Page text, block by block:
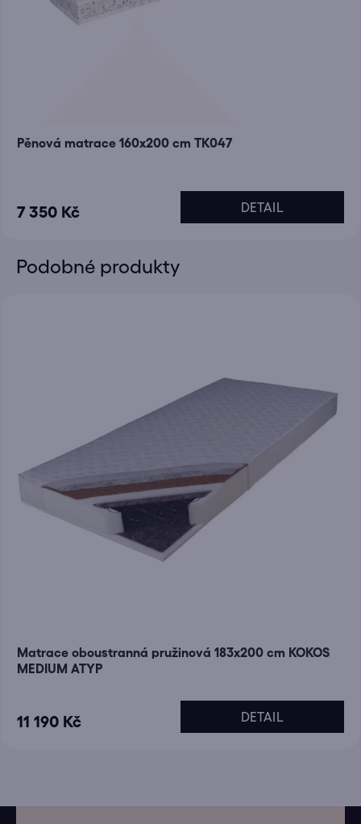
Pěnová matrace 160x200 cm TK047
7 350 Kč DETAIL
Podobné produkty
Matrace oboustranná pružinová 183x200 cm KOKOS
MEDIUM ATYP
11 190 Kč DETAIL